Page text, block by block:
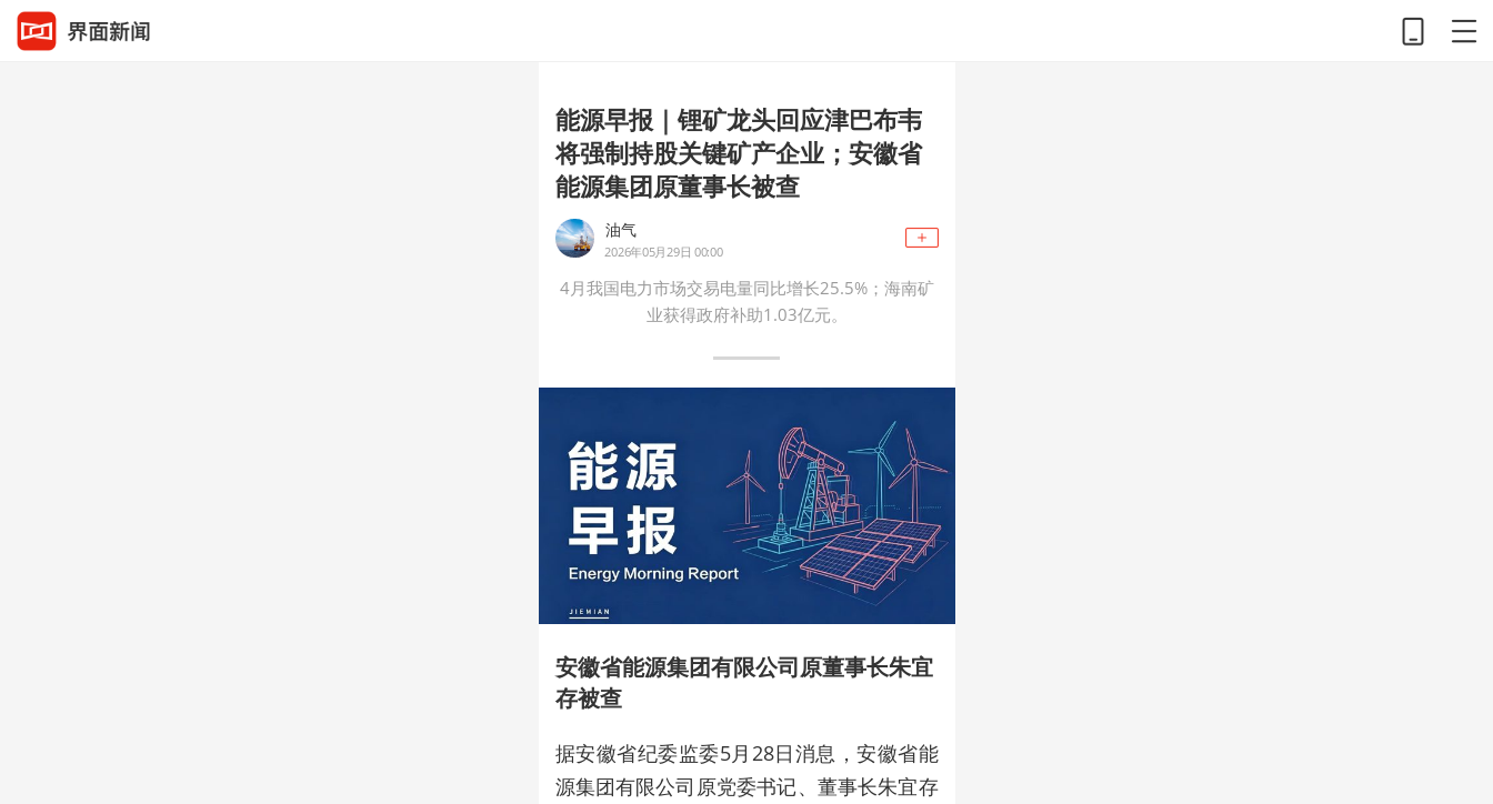
能源早报｜锂矿龙头回应津巴布韦
将强制持股关键矿产企业；安徽省
能源集团原董事长被查
油气
2026年05月29日 00:00
4月我国电力市场交易电量同比增长25.5%；海南矿
业获得政府补助1.03亿元。
安徽省能源集团有限公司原董事长朱宜
存被查
据安徽省纪委监委5月28日消息，安徽省能
源集团有限公司原党委书记、董事长朱宜存